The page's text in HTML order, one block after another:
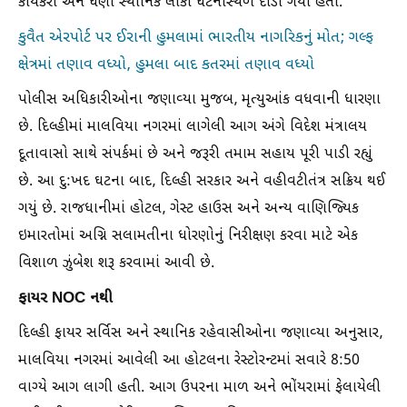
કુવૈત એરપોર્ટ પર ઈરાની હુમલામાં ભારતીય નાગરિકનું મોત; ગલ્ફ
ક્ષેત્રમાં તણાવ વધ્યો, હુમલા બાદ કતરમાં તણાવ વધ્યો
પોલીસ અધિકારીઓના જણાવ્યા મુજબ, મૃત્યુઆંક વધવાની ધારણા
છે. દિલ્હીમાં માલવિયા નગરમાં લાગેલી આગ અંગે વિદેશ મંત્રાલય
દૂતાવાસો સાથે સંપર્કમાં છે અને જરૂરી તમામ સહાય પૂરી પાડી રહ્યું
છે. આ દુ:ખદ ઘટના બાદ, દિલ્હી સરકાર અને વહીવટીતંત્ર સક્રિય થઈ
ગયું છે. રાજધાનીમાં હોટલ, ગેસ્ટ હાઉસ અને અન્ય વાણિજ્યિક
ઇમારતોમાં અગ્નિ સલામતીના ધોરણોનું નિરીક્ષણ કરવા માટે એક
વિશાળ ઝુંબેશ શરૂ કરવામાં આવી છે.
ફાયર NOC નથી
દિલ્હી ફાયર સર્વિસ અને સ્થાનિક રહેવાસીઓના જણાવ્યા અનુસાર,
માલવિયા નગરમાં આવેલી આ હોટલના રેસ્ટોરન્ટમાં સવારે 8:50
વાગ્યે આગ લાગી હતી. આગ ઉપરના માળ અને ભોંયરામાં ફેલાયેલી